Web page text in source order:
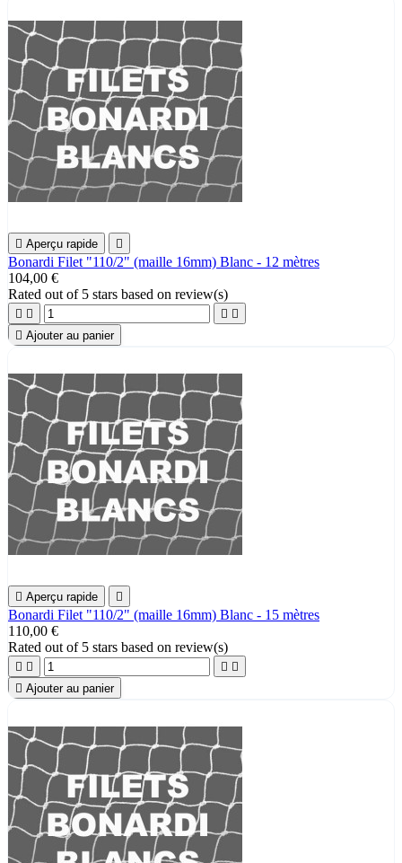
 Aperçu rapide 
Bonardi Filet "110/2" (maille 16mm) Blanc - 12 mètres
104,00 €
Rated out of 5 stars based on review(s)
   
 Ajouter au panier
 Aperçu rapide 
Bonardi Filet "110/2" (maille 16mm) Blanc - 15 mètres
110,00 €
Rated out of 5 stars based on review(s)
   
 Ajouter au panier